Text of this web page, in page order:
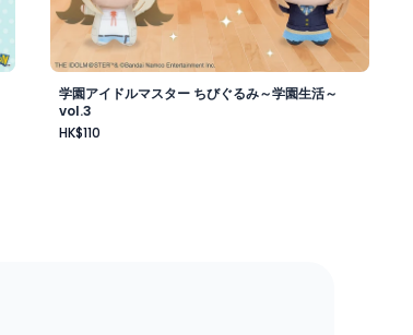
学園アイドルマスター ちびぐるみ～学園生活～
vol.3
HK$110